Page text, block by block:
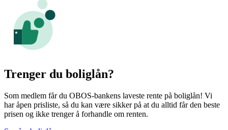
Trenger du boliglån?
Som medlem får du OBOS-bankens laveste rente på boliglån! Vi
har åpen prisliste, så du kan være sikker på at du alltid får den beste
prisen og ikke trenger å forhandle om renten.